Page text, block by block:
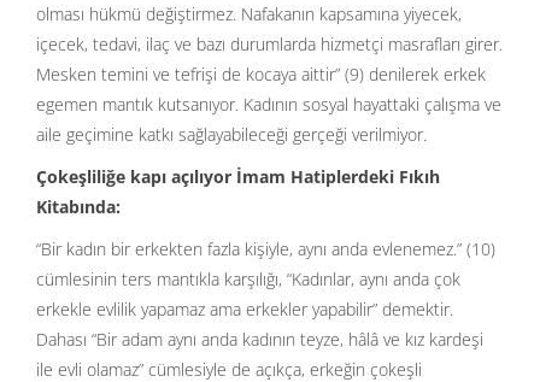
olması hükmü değiştirmez. Nafakanın kapsamına yiyecek,
içecek, tedavi, ilaç ve bazı durumlarda hizmetçi masrafları girer.
Mesken temini ve tefrişi de kocaya aittir” (9) denilerek erkek
egemen mantık kutsanıyor. Kadının sosyal hayattaki çalışma ve
aile geçimine katkı sağlayabileceği gerçeği verilmiyor.
Çokeşliliğe kapı açılıyor İmam Hatiplerdeki Fıkıh
Kitabında:
“Bir kadın bir erkekten fazla kişiyle, aynı anda evlenemez.” (10)
cümlesinin ters mantıkla karşılığı, “Kadınlar, aynı anda çok
erkekle evlilik yapamaz ama erkekler yapabilir” demektir.
Dahası “Bir adam aynı anda kadının teyze, hâlâ ve kız kardeşi
ile evli olamaz” cümlesiyle de açıkça, erkeğin çokeşli